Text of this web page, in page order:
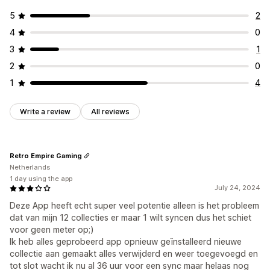
5
2
4
0
3
1
2
0
1
4
Write a review All reviews
July 24, 2024
Deze App heeft echt super veel potentie alleen is het probleem
dat van mijn 12 collecties er maar 1 wilt syncen dus het schiet
voor geen meter op;)
Ik heb alles geprobeerd app opnieuw geïnstalleerd nieuwe
collectie aan gemaakt alles verwijderd en weer toegevoegd en
tot slot wacht ik nu al 36 uur voor een sync maar helaas nog
Retro Empire Gaming
Netherlands
1 day using the app